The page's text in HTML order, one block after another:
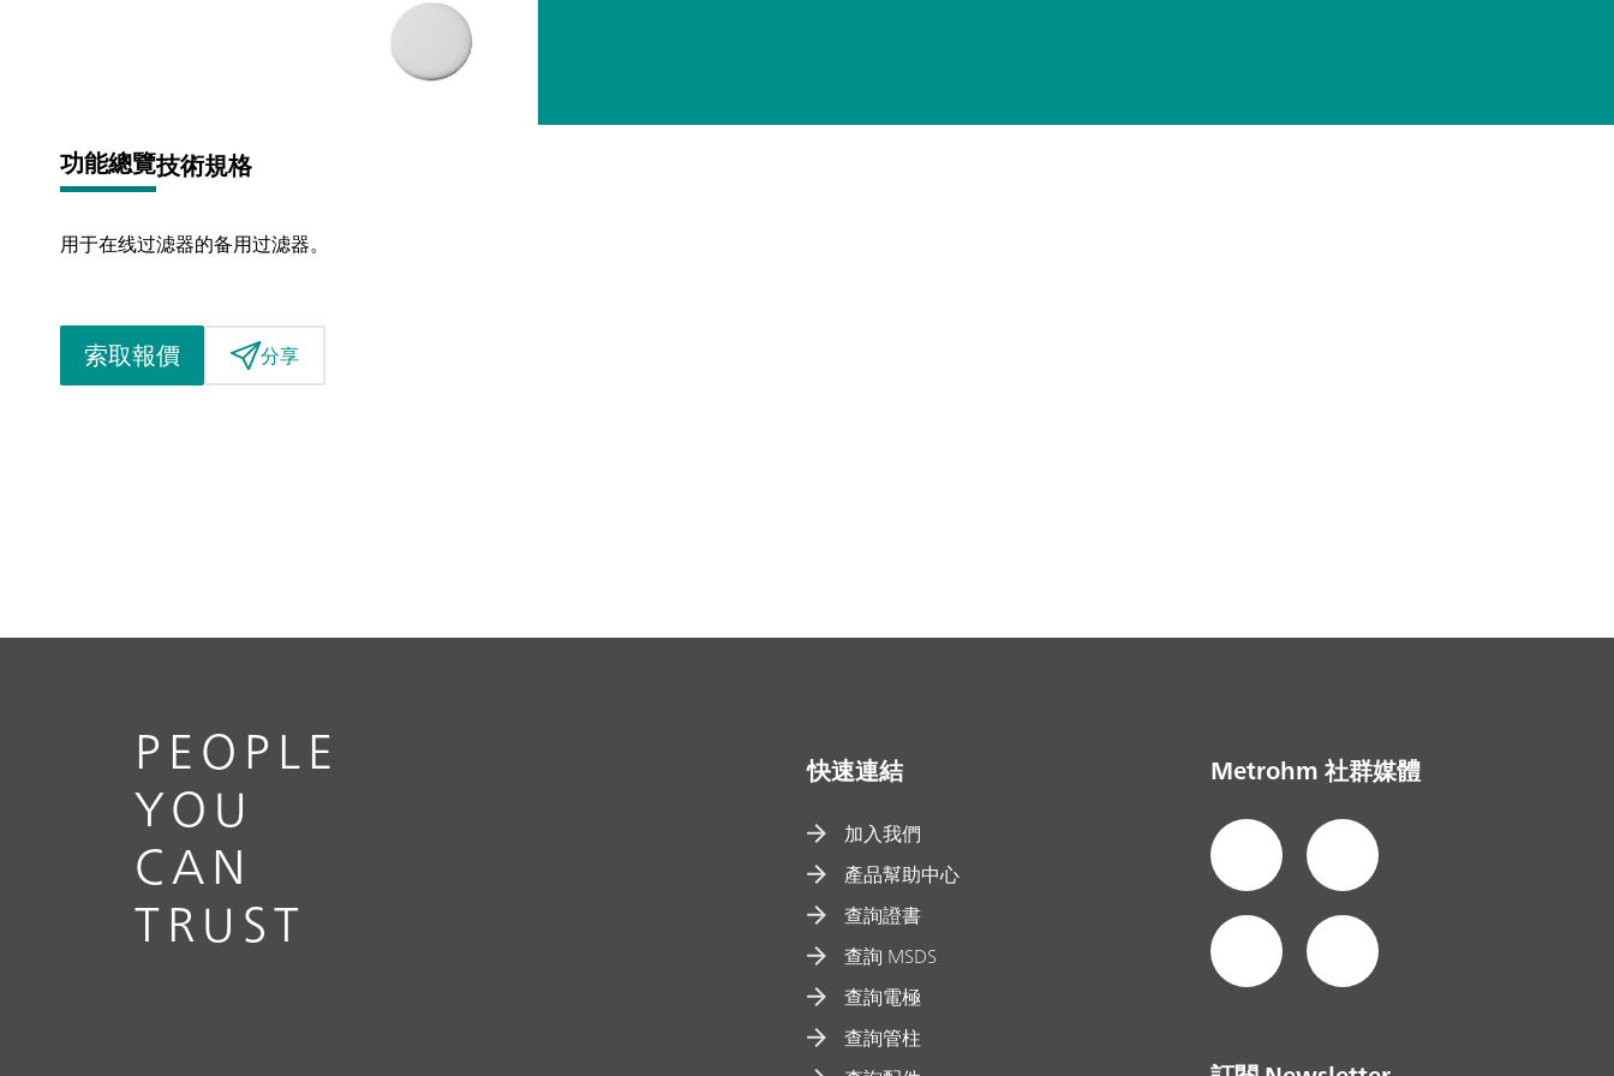
功能總覽技術規格
用于在线过滤器的备用过滤器。
索取報價 分享
PEOPLE
YOU
CAN
TRUST
快速連結
加入我們
產品幫助中心
查詢證書
查詢 MSDS
查詢電極
查詢管柱
Metrohm 社群媒體